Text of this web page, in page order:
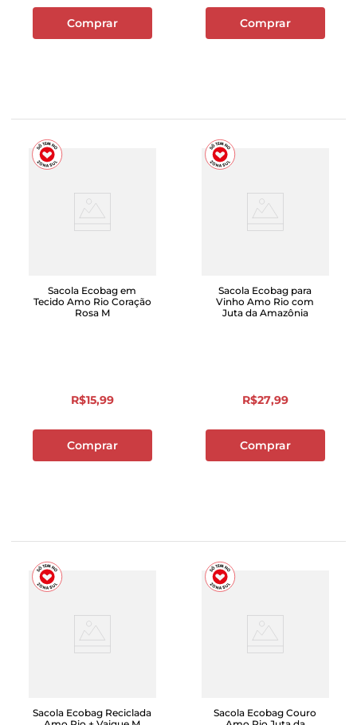
Comprar Comprar
Sacola Ecobag em
Tecido Amo Rio Coração
Rosa M
R$15,99
Comprar
Sacola Ecobag para
Vinho Amo Rio com
Juta da Amazônia
R$27,99
Comprar
Sacola Ecobag Reciclada
Sacola Ecobag Couro